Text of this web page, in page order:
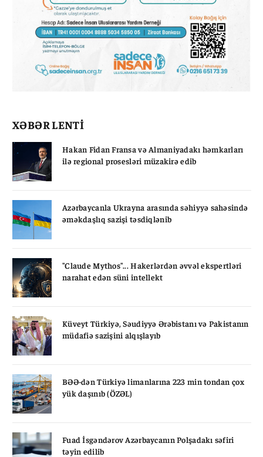
XƏBƏR LENTİ
Hakan Fidan Fransa və Almaniyadakı həmkarları
ilə regional prosesləri müzakirə edib
Azərbaycanla Ukrayna arasında səhiyyə sahəsində
əməkdaşlıq sazişi təsdiqlənib
"Claude Mythos"... Hakerlərdən əvvəl ekspertləri
narahat edən süni intellekt
Küveyt Türkiyə, Səudiyyə Ərəbistanı və Pakistanın
müdafiə sazişini alqışlayıb
BƏƏ-dən Türkiyə limanlarına 223 min tondan çox
yük daşınıb (ÖZƏL)
Fuad İsgəndərov Azərbaycanın Polşadakı səfiri
təyin edilib